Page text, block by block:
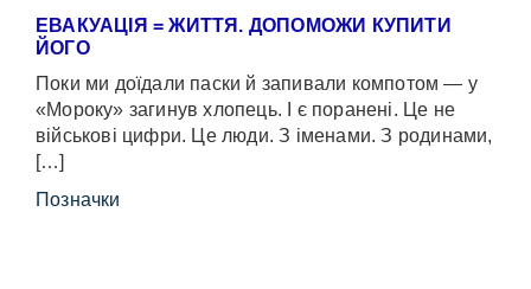
ЕВАКУАЦІЯ = ЖИТТЯ. ДОПОМОЖИ КУПИТИ
ЙОГО
Поки ми доїдали паски й запивали компотом — у
«Мороку» загинув хлопець. І є поранені. Це не
військові цифри. Це люди. З іменами. З родинами,
[…]
Позначки